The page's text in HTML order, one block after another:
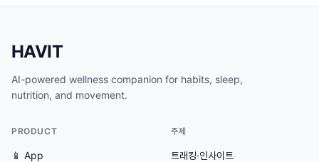
HAVIT
AI-powered wellness companion for habits, sleep,
nutrition, and movement.
PRODUCT
📱 App
주제
트래킹·인사이트